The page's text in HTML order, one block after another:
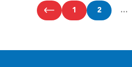
1 2 …